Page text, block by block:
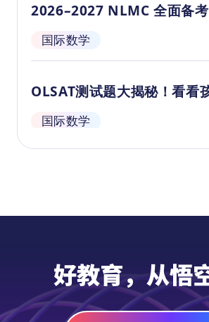
2026–2027 NLMC 全面备
轻松斩获高分
国际数学
OLSAT测试题大揭秘！看看
平如何？
国际数学
好教育，从悟